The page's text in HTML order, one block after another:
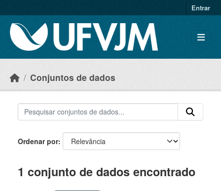
Entrar
Conjuntos de dados
Ordenar por
1 conjunto de dados encontrado